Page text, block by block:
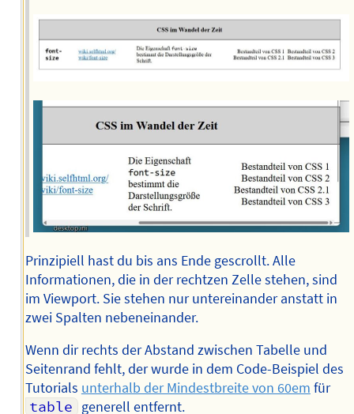
Prinzipiell hast du bis ans Ende gescrollt. Alle
Informationen, die in der rechtzen Zelle stehen, sind
im Viewport. Sie stehen nur untereinander anstatt in
zwei Spalten nebeneinander.
Wenn dir rechts der Abstand zwischen Tabelle und
Seitenrand fehlt, der wurde in dem Code-Beispiel des
Tutorials unterhalb der Mindestbreite von 60em für
table generell entfernt.